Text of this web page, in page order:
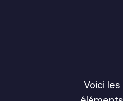
Voici les